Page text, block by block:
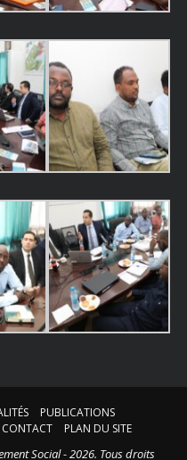
PUBLICATIONS
CONTACT PLAN DU SITE
Social - 2026. Tous droits